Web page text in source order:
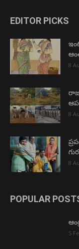
EDITOR PICKS
8
8
8
POPULAR
5